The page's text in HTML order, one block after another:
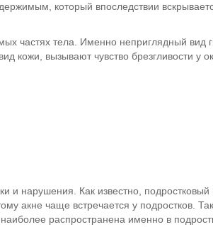
который впоследствии
частях тела. Именно неприглядный вид
кожи, вызывают чувство брезгливости у
и нарушения. Как известно, подростковый
акне чаще встречается у подростков.
распространена именно в